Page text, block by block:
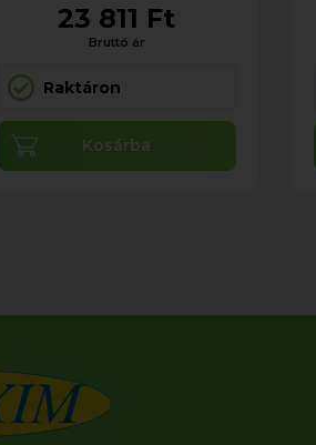
23 811 Ft
Bruttó ár
Raktáron
Kosárba